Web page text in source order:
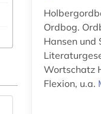
Ordbog.
Hansen und
Wortschatz
Flexion, u.a.